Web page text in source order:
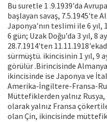
Bu suretle 1 .9.1939'da
başlayan savaş, 7.5.1945'te
Japonya'nın teslimi ile 6 yıl,
6 gün; Uzak Doğu'da 3 yıl, 8
28.7.1914'ten
sürmüştü. ikincisinin 1 yıl, 9
görülür .Birincisinde
ikincisinde ise Japonya ve
Amerika-İngiltere-Fransa-
Müttefiklerden yalnız
olarak yalnız Fransa
olan Çin, ikincisinde